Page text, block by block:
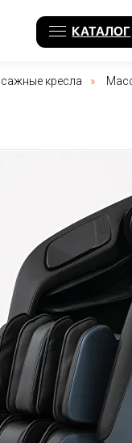
КАТАЛОГ
кресла »